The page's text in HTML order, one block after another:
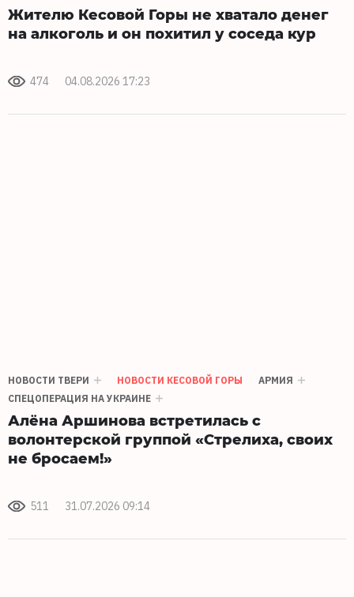
Жителю Кесовой Горы не хватало денег
на алкоголь и он похитил у соседа кур
474 04.08.2026 17:23
НОВОСТИ ТВЕРИ НОВОСТИ КЕСОВОЙ ГОРЫ
АРМИЯ
СПЕЦОПЕРАЦИЯ НА УКРАИНЕ
Алёна Аршинова встретилась с
волонтерской группой «Стрелиха, своих
не бросаем!»
511 31.07.2026 09:14